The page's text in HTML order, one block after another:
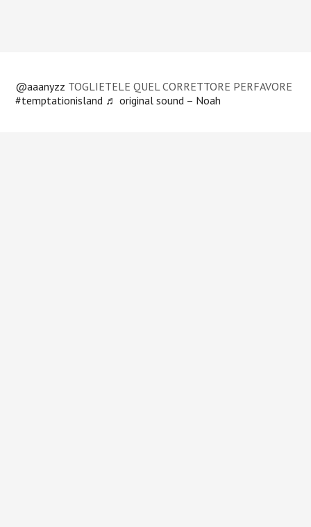
@aaanyzz TOGLIETELE QUEL CORRETTORE PERFAVORE
#temptationisland ♬ original sound – Noah